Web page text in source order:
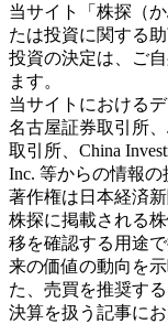
当サイト「株探（
たは投資に関する
投資の決定は、ご
ます。
当サイトにおける
名古屋証券取引所
取引所、China
Inc. 等からの情報
著作権は日本経済
株探に掲載される
移を確認する用途
来の価値の動向を
た、売買を推奨す
決算を扱う記事に